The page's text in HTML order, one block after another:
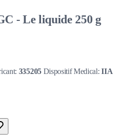
- Le liquide 250 g
335205 Dispositif Medical:IIA